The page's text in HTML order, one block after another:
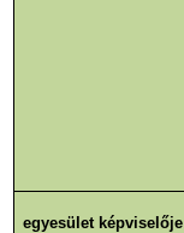
egyesület képviselője